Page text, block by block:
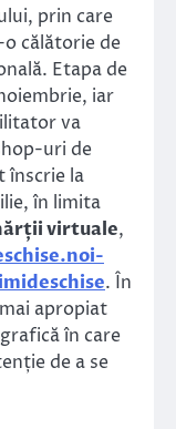
prin care
călătorie de
Etapa de
iar
va
uri de
înscrie la
în limita
virtuale,
. În
apropiat
în care
de a se